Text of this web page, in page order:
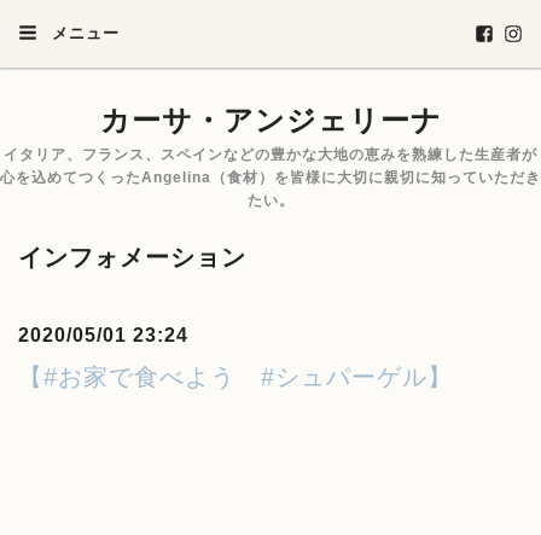
メニュー
カーサ・アンジェリーナ
イタリア、フランス、スペインなどの豊かな大地の恵みを熟練した生産者が
心を込めてつくったAngelina（食材）を皆様に大切に親切に知っていただき
たい。
インフォメーション
2020/05/01 23:24
【#お家で食べよう #シュパーゲル】